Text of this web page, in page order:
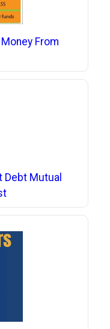
From
Debt Mutual